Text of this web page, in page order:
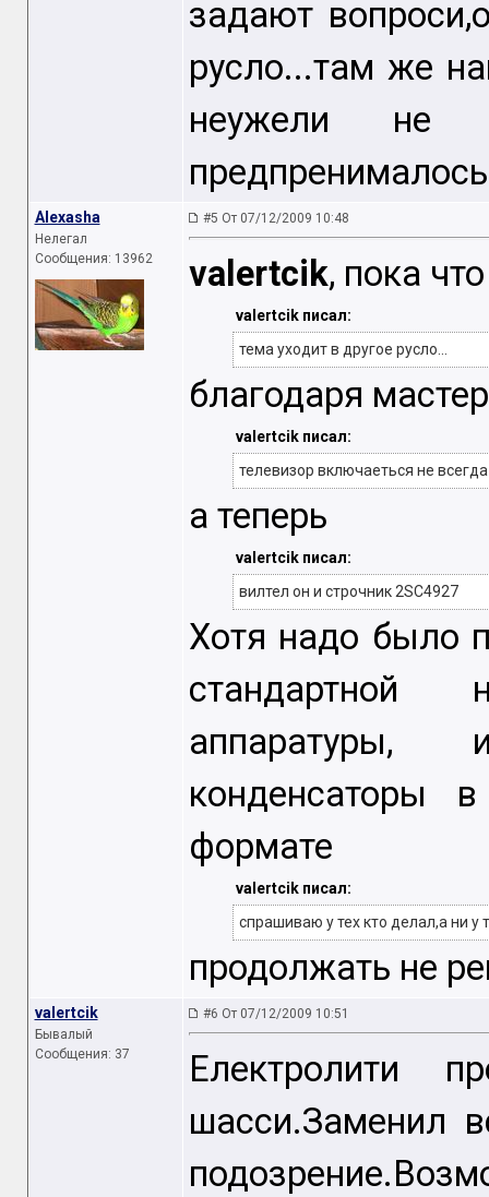
задают
русло...там же
неужели не
предпренималось
Alexasha
Нелегал
Сообщения: 13962
#5 От 07/12/2009 10:48
valertcik, пока что
valertcik писал:
тема уходит в другое русло...
благодаря
valertcik писал:
телевизор включаеться не
а теперь
valertcik писал:
вилтел он и строчник 2SC4927
Хотя надо было
стандартной
аппаратуры,
конденсаторы
формате
valertcik писал:
спрашиваю у тех кто делал,а ни у
продолжать не
valertcik
Бывалый
Сообщения: 37
#6 От 07/12/2009 10:51
Електролити
шасси.Заменил